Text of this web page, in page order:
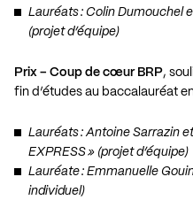
Lauréats : Colin Dumouchel
(projet d’équipe)
Prix – Coup de cœur BRP,
fin d’études au baccalauréat
Lauréats : Antoine Sarrazin
EXPRESS » (projet d’équipe)
Lauréate : Emmanuelle
individuel)